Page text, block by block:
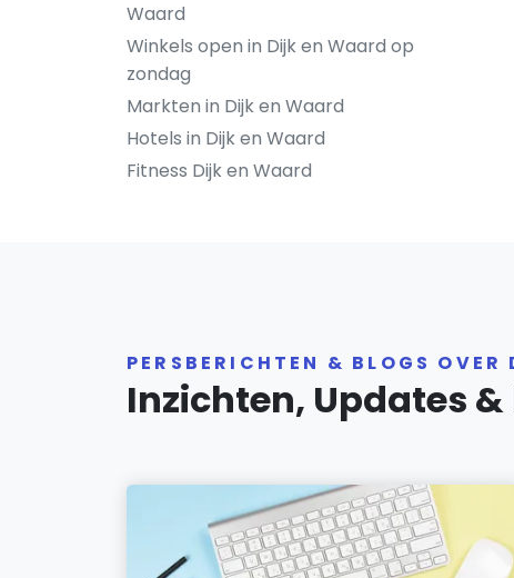
Waard
Winkels open in Dijk en Waard op
zondag
Markten in Dijk en Waard
Hotels in Dijk en Waard
Fitness Dijk en Waard
PERSBERICHTEN & BLOGS
Inzichten, Updates &